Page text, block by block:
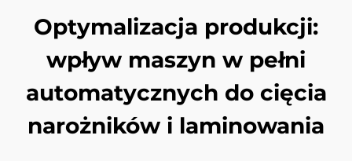
Optymalizacja produkcji:
wpływ maszyn w pełni
automatycznych do cięcia
narożników i laminowania